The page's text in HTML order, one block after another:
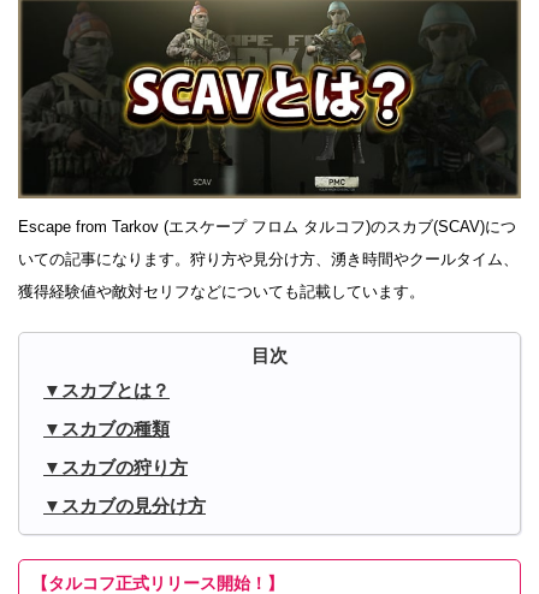
Escape from Tarkov (エスケープ フロム タルコフ)のスカブ(SCAV)につ
いての記事になります。狩り方や見分け方、湧き時間やクールタイム、
獲得経験値や敵対セリフなどについても記載しています。
スカブとは？
スカブの種類
スカブの狩り方
スカブの見分け方
【タルコフ正式リリース開始！】